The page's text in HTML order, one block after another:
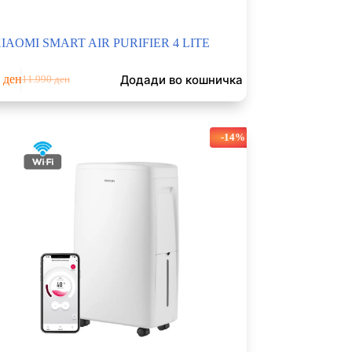
SMART AIR PURIFIER 4 LITE
11.990ден
Original
price
денCurrent
price
Додади во кошничка
-14%